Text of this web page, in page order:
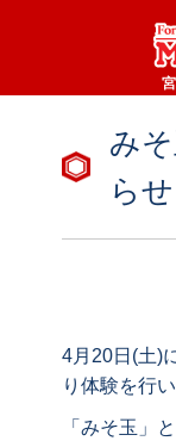
み
らせ
4月20日(土)
り体験を行い
「みそ玉」